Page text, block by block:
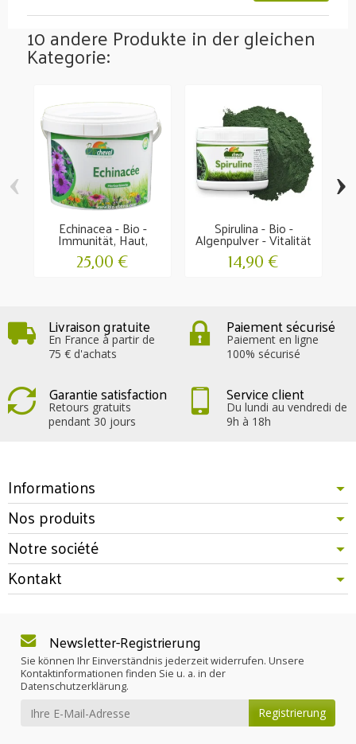
10 andere Produkte in der gleichen
Kategorie:
Echinacea - Bio -
Immunität, Haut,
Atmung...
25,00 €
Spirulina - Bio -
Algenpulver - Vitalität
14,90 €
‹ ›
Livraison gratuite
En France à partir de
75 € d'achats
Paiement sécurisé
Paiement en ligne
100% sécurisé
Garantie satisfaction
Retours gratuits
pendant 30 jours
Service client
Du lundi au vendredi de
9h à 18h
Informations
Nos produits
Notre société
Kontakt
Newsletter-Registrierung
Sie können Ihr Einverständnis jederzeit widerrufen. Unsere
Kontaktinformationen finden Sie u. a. in der
Datenschutzerklärung.